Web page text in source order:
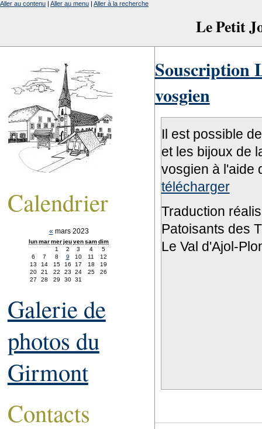
Le Petit
Aller au contenu | Aller au menu | Aller à la recherche
Souscription
vosgien
Il est possible
et les bijoux de
vosgien à l'aide
télécharger
Traduction
Patoisants des
Le Val d'Ajol-
Calendrier
« mars 2023
lunmarmerjeuvensamdim
1
2 3 4
5
6
7 8 9 10 11
12
13
14 15 16 17 18
19
20
21 22 23 24 25
26
27
28 29 30 31
Galerie de
photos du
Girmont
Contacts